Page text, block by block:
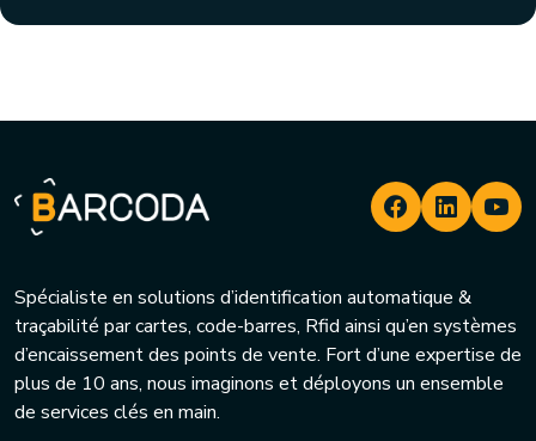
Spécialiste en solutions d’identification automatique &
traçabilité par cartes, code-barres, Rfid ainsi qu’en systèmes
d’encaissement des points de vente. Fort d’une expertise de
plus de 10 ans, nous imaginons et déployons un ensemble
de services clés en main.